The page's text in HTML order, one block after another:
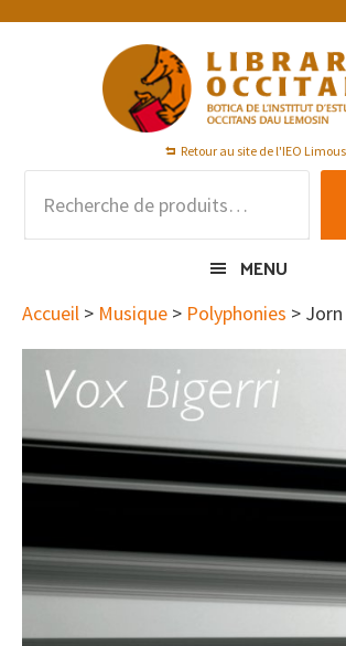
Passer
Passer
Passer
Retour au site de l'IEO
pour :
MENU
Accueil > Musique > Polyphonies > Jorn